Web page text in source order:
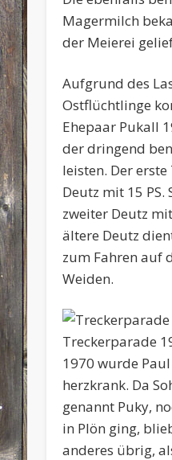
Magermilch
der Meierei
Aufgrund des
Ostflüchtlinge
Ehepaar Pukall
der dringend
leisten. Der
Deutz mit 15 PS.
zweiter Deutz
ältere Deutz
zum Fahren auf
Weiden.
Treckerparade
1970 wurde
herzkrank. Da
genannt Puky,
in Plön ging,
anderes übrig,